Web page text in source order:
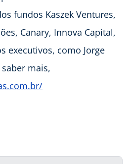
fundos Kaszek Ventures,
Canary, Innova Capital,
executivos, como Jorge
mais,